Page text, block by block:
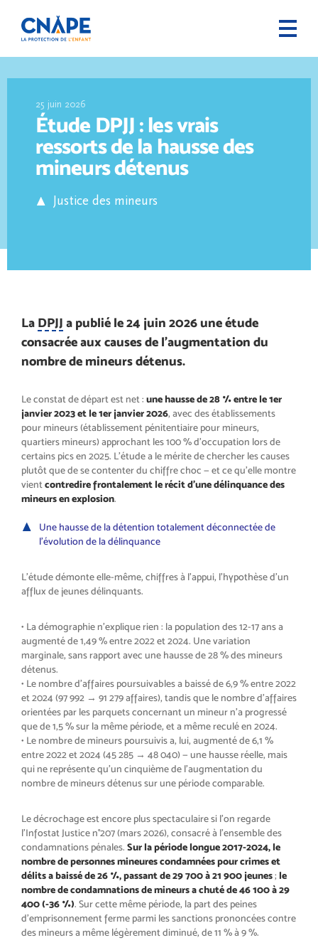
25 juin 2026
Étude DPJJ : les vrais
ressorts de la hausse des
mineurs détenus
Justice des mineurs
La DPJJ a publié le 24 juin 2026 une étude
consacrée aux causes de l’augmentation du
nombre de mineurs détenus.
Le constat de départ est net : une hausse de 28 % entre le 1er
janvier 2023 et le 1er janvier 2026, avec des établissements
pour mineurs (établissement pénitentiaire pour mineurs,
quartiers mineurs) approchant les 100 % d’occupation lors de
certains pics en 2025. L’étude a le mérite de chercher les causes
plutôt que de se contenter du chiffre choc — et ce qu’elle montre
vient contredire frontalement le récit d’une délinquance des
mineurs en explosion.
Une hausse de la détention totalement déconnectée de
l’évolution de la délinquance
L’étude démonte elle-même, chiffres à l’appui, l’hypothèse d’un
afflux de jeunes délinquants.
• La démographie n’explique rien : la population des 12-17 ans a
augmenté de 1,49 % entre 2022 et 2024. Une variation
marginale, sans rapport avec une hausse de 28 % des mineurs
détenus.
• Le nombre d’affaires poursuivables a baissé de 6,9 % entre 2022
et 2024 (97 992 → 91 279 affaires), tandis que le nombre d’affaires
orientées par les parquets concernant un mineur n’a progressé
que de 1,5 % sur la même période, et a même reculé en 2024.
• Le nombre de mineurs poursuivis a, lui, augmenté de 6,1 %
entre 2022 et 2024 (45 285 → 48 040) — une hausse réelle, mais
qui ne représente qu’un cinquième de l’augmentation du
nombre de mineurs détenus sur une période comparable.
Le décrochage est encore plus spectaculaire si l’on regarde
l’Infostat Justice n°207 (mars 2026), consacré à l’ensemble des
condamnations pénales. Sur la période longue 2017-2024, le
nombre de personnes mineures condamnées pour crimes et
délits a baissé de 26 %, passant de 29 700 à 21 900 jeunes; le
nombre de condamnations de mineurs a chuté de 46 100 à 29
400 (-36 %). Sur cette même période, la part des peines
d’emprisonnement ferme parmi les sanctions prononcées contre
des mineurs a même légèrement diminué, de 11 % à 9 %.